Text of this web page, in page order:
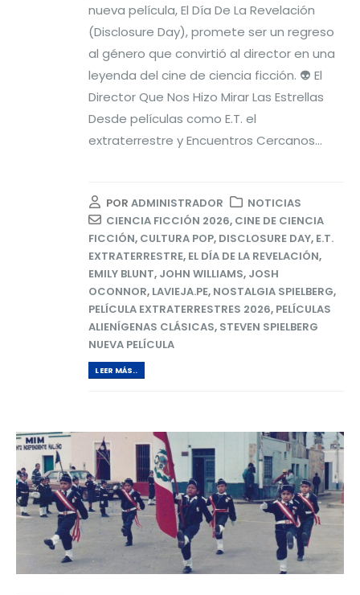
nueva película, El Día De La Revelación
(Disclosure Day), promete ser un regreso
al género que convirtió al director en una
leyenda del cine de ciencia ficción. 👽 El
Director Que Nos Hizo Mirar Las Estrellas
Desde películas como E.T. el
extraterrestre y Encuentros Cercanos...
POR ADMINISTRADOR
NOTICIAS
CIENCIA FICCIÓN 2026, CINE DE CIENCIA
FICCIÓN, CULTURA POP, DISCLOSURE DAY, E.T.
EXTRATERRESTRE, EL DÍA DE LA REVELACIÓN,
EMILY BLUNT, JOHN WILLIAMS, JOSH
OCONNOR, LAVIEJA.PE, NOSTALGIA SPIELBERG,
PELÍCULA EXTRATERRESTRES 2026, PELÍCULAS
ALIENÍGENAS CLÁSICAS, STEVEN SPIELBERG
NUEVA PELÍCULA
LEER MÁS..